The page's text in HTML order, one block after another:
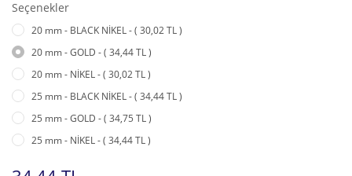
Seçenekler
20 mm - BLACK NİKEL - ( 30,02 TL )
20 mm - GOLD - ( 34,44 TL )
20 mm - NİKEL - ( 30,02 TL )
25 mm - BLACK NİKEL - ( 34,44 TL )
25 mm - GOLD - ( 34,75 TL )
25 mm - NİKEL - ( 34,44 TL )